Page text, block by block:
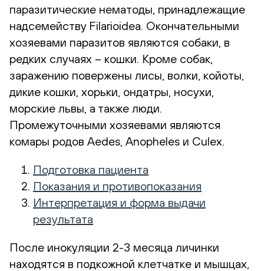
паразитические нематоды, принадлежащие
надсемейству Filarioidea. Окончательными
хозяевами паразитов являются собаки, в
редких случаях – кошки. Кроме собак,
заражению повержены лисы, волки, койоты,
дикие кошки, хорьки, ондатры, носухи,
морские львы, а также люди.
Промежуточными хозяевами являются
комары родов Aedes, Anopheles и Culex.
Подготовка пациента
Показания и противопоказания
Интерпретация и форма выдачи
результата
После инокуляции 2-3 месяца личинки
находятся в подкожной клетчатке и мышцах,